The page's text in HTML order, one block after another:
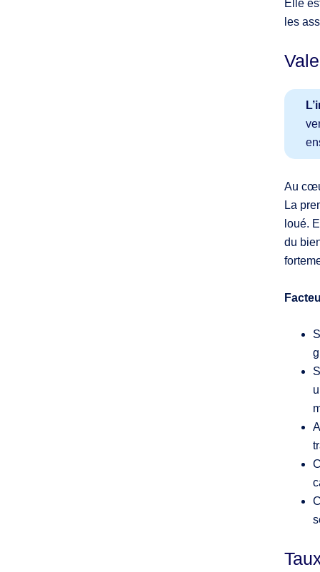
Elle
les
Au
La
loué.
du